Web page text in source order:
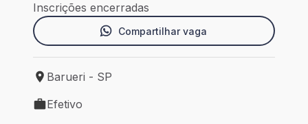
Inscrições encerradas
Compartilhar vaga
Local de trabalho: Barueri - SP
Barueri - SP
Tipo de vaga: Efetivo
Efetivo